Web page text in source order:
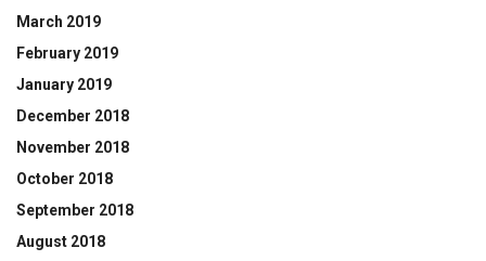
March 2019
February 2019
January 2019
December 2018
November 2018
October 2018
September 2018
August 2018